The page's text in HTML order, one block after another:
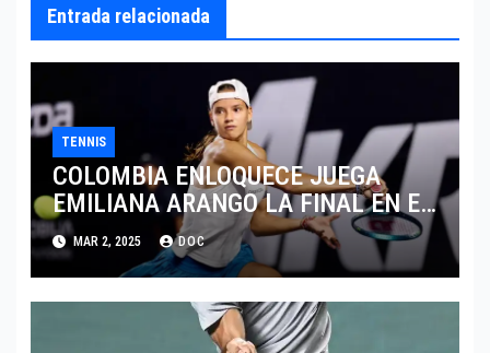
Entrada relacionada
TENNIS
COLOMBIA ENLOQUECE JUEGA
EMILIANA ARANGO LA FINAL EN EL
ABIERTO DE MERIDA
MAR 2, 2025 DOC